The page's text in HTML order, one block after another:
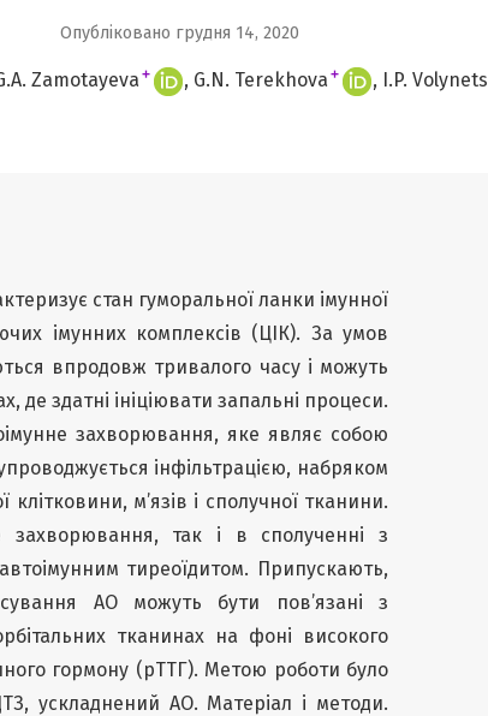
Опубліковано грудня 14, 2020
Zamotayeva + G.N. Terekhova + I.P. Volynets
стан гуморальної ланки імунної
імунних комплексів (ЦІК). За умов
впродовж тривалого часу і можуть
де здатні ініціювати запальні процеси.
захворювання, яке являє собою
інфільтрацією, набряком
м’язів і сполучної тканини.
захворювання, так і в сполученні з
тиреоїдитом. Припускають,
АО можуть бути пов’язані з
тканинах на фоні високого
гормону (рТТГ). Метою роботи було
ускладнений АО. Матеріал і методи.